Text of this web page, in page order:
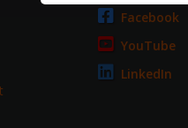
Facebook
YouTube
LinkedIn